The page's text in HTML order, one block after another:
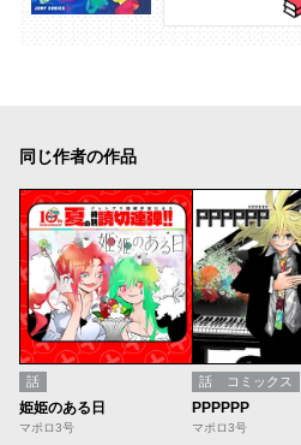
同じ作者の作品
話
姫姫のある日
マポロ3号
話 コミックス
PPPPPP
マポロ3号